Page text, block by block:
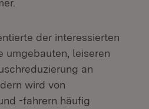
der interessierten
umgebauten, leiseren
an
wird von
-fahrern häufig